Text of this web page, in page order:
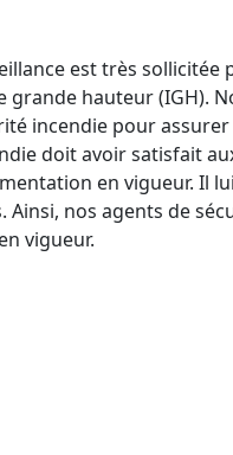
est très sollicitée
grande hauteur (IGH).
incendie pour
doit avoir satisfait
en vigueur. Il
Ainsi, nos agents de
vigueur.